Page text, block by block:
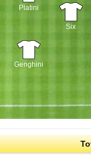
Platini
Genghini
Six